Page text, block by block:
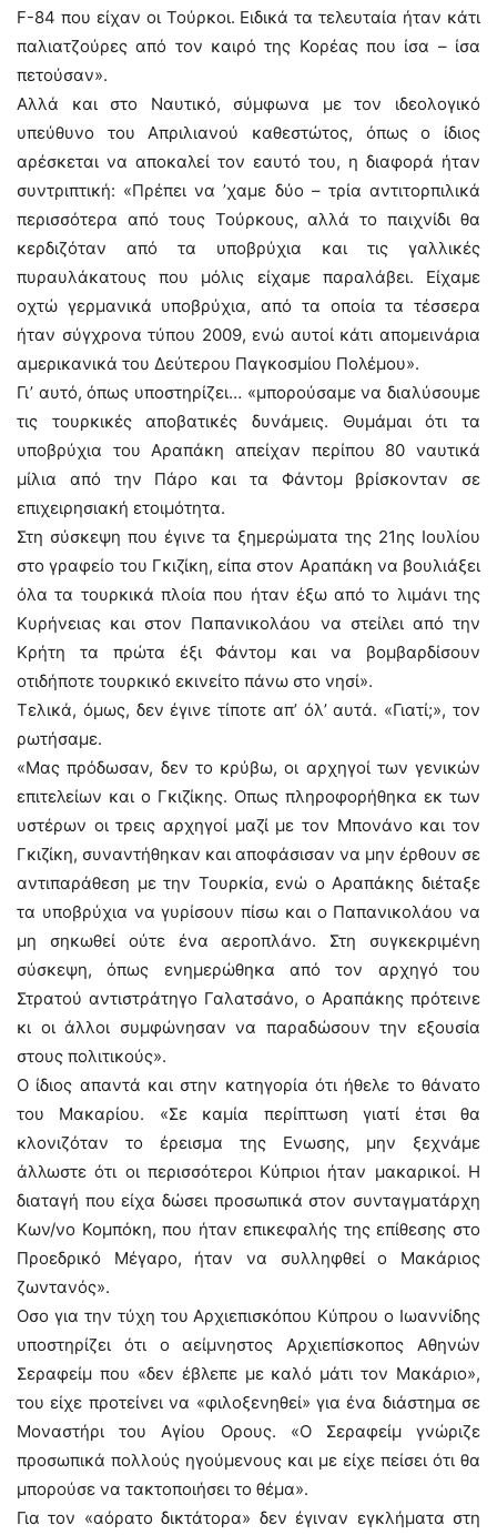
F-84 που είχαν οι Τούρκοι. Ειδικά τα τελευταία ήταν κάτι
παλιατζούρες από τον καιρό της Κορέας που ίσα – ίσα
πετούσαν».
Αλλά και στο Ναυτικό, σύμφωνα με τον ιδεολογικό
υπεύθυνο του Απριλιανού καθεστώτος, όπως ο ίδιος
αρέσκεται να αποκαλεί τον εαυτό του, η διαφορά ήταν
συντριπτική: «Πρέπει να ’χαμε δύο – τρία αντιτορπιλικά
περισσότερα από τους Τούρκους, αλλά το παιχνίδι θα
κερδιζόταν από τα υποβρύχια και τις γαλλικές
πυραυλάκατους που μόλις είχαμε παραλάβει. Είχαμε
οχτώ γερμανικά υποβρύχια, από τα οποία τα τέσσερα
ήταν σύγχρονα τύπου 2009, ενώ αυτοί κάτι απομεινάρια
αμερικανικά του Δεύτερου Παγκοσμίου Πολέμου».
Γι’ αυτό, όπως υποστηρίζει… «μπορούσαμε να διαλύσουμε
τις τουρκικές αποβατικές δυνάμεις. Θυμάμαι ότι τα
υποβρύχια του Αραπάκη απείχαν περίπου 80 ναυτικά
μίλια από την Πάρο και τα Φάντομ βρίσκονταν σε
επιχειρησιακή ετοιμότητα.
Στη σύσκεψη που έγινε τα ξημερώματα της 21ης Ιουλίου
στο γραφείο του Γκιζίκη, είπα στον Αραπάκη να βουλιάξει
όλα τα τουρκικά πλοία που ήταν έξω από το λιμάνι της
Κυρήνειας και στον Παπανικολάου να στείλει από την
Κρήτη τα πρώτα έξι Φάντομ και να βομβαρδίσουν
οτιδήποτε τουρκικό εκινείτο πάνω στο νησί».
Τελικά, όμως, δεν έγινε τίποτε απ’ όλ’ αυτά. «Γιατί;», τον
ρωτήσαμε.
«Μας πρόδωσαν, δεν το κρύβω, οι αρχηγοί των γενικών
επιτελείων και ο Γκιζίκης. Οπως πληροφορήθηκα εκ των
υστέρων οι τρεις αρχηγοί μαζί με τον Μπονάνο και τον
Γκιζίκη, συναντήθηκαν και αποφάσισαν να μην έρθουν σε
αντιπαράθεση με την Τουρκία, ενώ ο Αραπάκης διέταξε
τα υποβρύχια να γυρίσουν πίσω και ο Παπανικολάου να
μη σηκωθεί ούτε ένα αεροπλάνο. Στη συγκεκριμένη
σύσκεψη, όπως ενημερώθηκα από τον αρχηγό του
Στρατού αντιστράτηγο Γαλατσάνο, ο Αραπάκης πρότεινε
κι οι άλλοι συμφώνησαν να παραδώσουν την εξουσία
στους πολιτικούς».
Ο ίδιος απαντά και στην κατηγορία ότι ήθελε το θάνατο
του Μακαρίου. «Σε καμία περίπτωση γιατί έτσι θα
κλονιζόταν το έρεισμα της Ενωσης, μην ξεχνάμε
άλλωστε ότι οι περισσότεροι Κύπριοι ήταν μακαρικοί. Η
διαταγή που είχα δώσει προσωπικά στον συνταγματάρχη
Κων/νο Κομπόκη, που ήταν επικεφαλής της επίθεσης στο
Προεδρικό Μέγαρο, ήταν να συλληφθεί ο Μακάριος
ζωντανός».
Οσο για την τύχη του Αρχιεπισκόπου Κύπρου ο Ιωαννίδης
υποστηρίζει ότι ο αείμνηστος Αρχιεπίσκοπος Αθηνών
Σεραφείμ που «δεν έβλεπε με καλό μάτι τον Μακάριο»,
του είχε προτείνει να «φιλοξενηθεί» για ένα διάστημα σε
Μοναστήρι του Αγίου Ορους. «Ο Σεραφείμ γνώριζε
προσωπικά πολλούς ηγούμενους και με είχε πείσει ότι θα
μπορούσε να τακτοποιήσει το θέμα».
Για τον «αόρατο δικτάτορα» δεν έγιναν εγκλήματα στη